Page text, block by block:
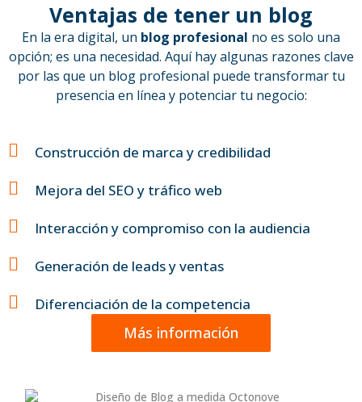
Ventajas de tener un blog
En la era digital, un blog profesional no es solo una
opción; es una necesidad. Aquí hay algunas razones clave
por las que un blog profesional puede transformar tu
presencia en línea y potenciar tu negocio:
Construcción de marca y credibilidad
Mejora del SEO y tráfico web
Interacción y compromiso con la audiencia
Generación de leads y ventas
Diferenciación de la competencia
Más información